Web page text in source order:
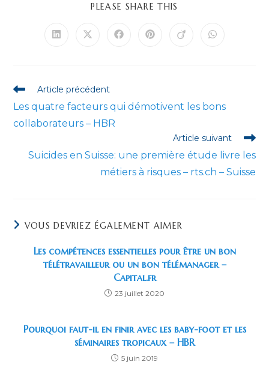
PLEASE SHARE THIS
Ouvrir
Ouvrir Ouvrir Ouvrir Ouvrir Ouvrir
Read
articles
Article précédent
Les quatre facteurs qui démotivent les bons
collaborateurs – HBR
Article suivant
Suicides en Suisse: une première étude livre les
métiers à risques – rts.ch – Suisse
VOUS DEVRIEZ ÉGALEMENT AIMER
Les compétences essentielles pour être un bon
télétravailleur ou un bon télémanager –
Capital.fr
23 juillet 2020
Pourquoi faut-il en finir avec les baby-foot et les
séminaires tropicaux – HBR
5 juin 2019